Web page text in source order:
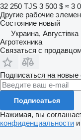
32 250 TJS 3 500 $ ≈ 3
Другие рабочие
Состояние новый
Украина, Августівка
Агротехника
Связаться с
Подписаться на новые
Подписаться
Нажимая, вы
конфиденциальности и